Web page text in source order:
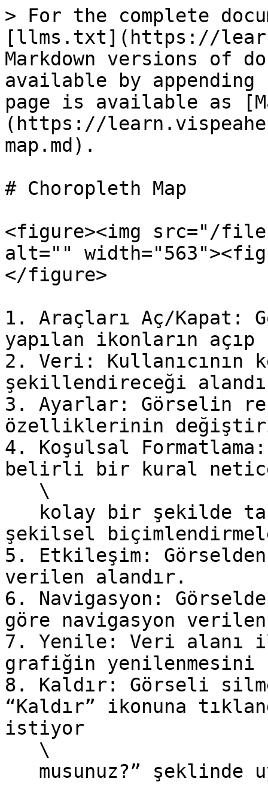
> For the complete
[llms.txt](https://
Markdown versions of
available by
page is available as
(https://
map.md).
# Choropleth Map
<figure><img src="/files/
alt=""
</figure>
1. Araçları Aç/Kapat:
yapılan ikonların açıp
2. Veri:
şekillendireceği
3. Ayarlar: Görselin
özelliklerinin
4. Koşulsal
belirli bir kural
şekilsel
5. Etkileşim:
verilen alandır.
6. Navigasyon:
göre navigasyon
7. Yenile: Veri alanı
grafiğin yenilenmesini
8. Kaldır: Görseli
“Kaldır” ikonuna
istiyor